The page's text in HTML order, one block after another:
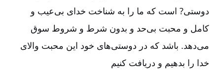
دوستی‌? است که ما را به شناخت خدای بی‌عیب و
کامل و محبت بی‌حد و بدون شرط و شروط سوق
می‌دهد. باشد که در دوستی‌های خود این محبت والای
خدا را بدهیم و دریافت کنیم‌